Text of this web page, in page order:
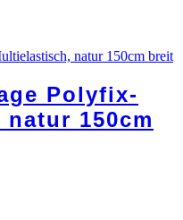
Polyfix-
150cm